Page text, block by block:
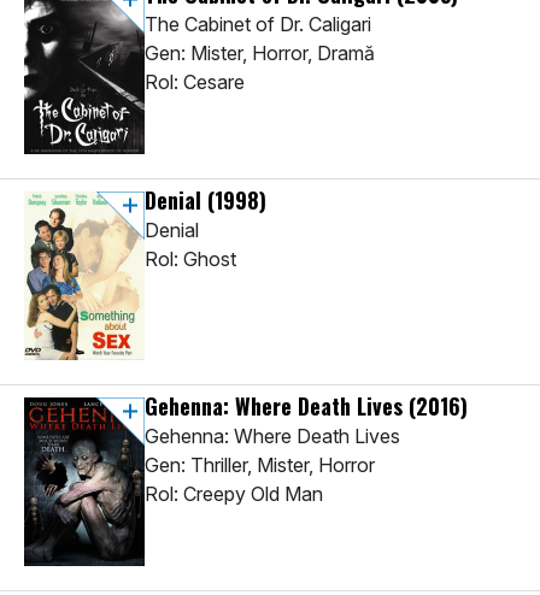
The Cabinet of Dr. Caligari
Gen: Mister, Horror, Dramă
Rol: Cesare
Denial (1998)
Denial
Rol: Ghost
Gehenna: Where Death Lives (2016)
Gehenna: Where Death Lives
Gen: Thriller, Mister, Horror
Rol: Creepy Old Man